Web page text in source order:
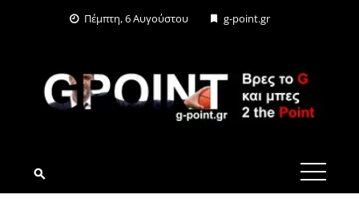
Πέμπτη, 6 Αυγούστου g-point.gr
G-POINT.GR